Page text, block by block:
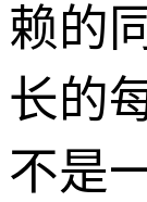
赖的
长的
不是